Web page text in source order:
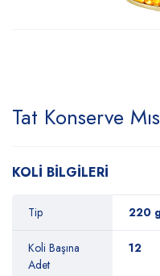
Tat Konserve
KOLİ BİLGİLERİ
Tip 220
Koli Başına
Adet
12